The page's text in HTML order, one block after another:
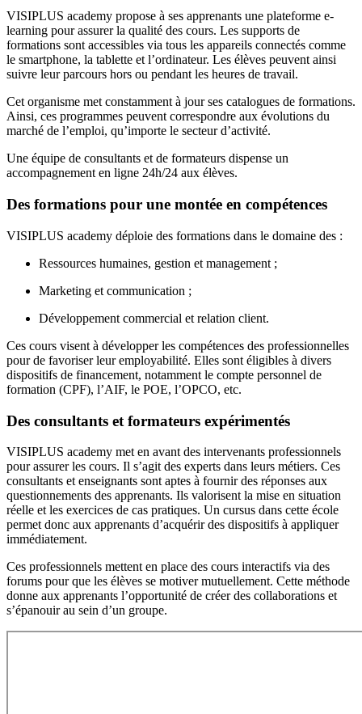
VISIPLUS academy propose à ses apprenants une plateforme e-
learning pour assurer la qualité des cours. Les supports de
formations sont accessibles via tous les appareils connectés comme
le smartphone, la tablette et l’ordinateur. Les élèves peuvent ainsi
suivre leur parcours hors ou pendant les heures de travail.
Cet organisme met constamment à jour ses catalogues de formations.
Ainsi, ces programmes peuvent correspondre aux évolutions du
marché de l’emploi, qu’importe le secteur d’activité.
Une équipe de consultants et de formateurs dispense un
accompagnement en ligne 24h/24 aux élèves.
Des formations pour une montée en compétences
VISIPLUS academy déploie des formations dans le domaine des :
Ressources humaines, gestion et management ;
Marketing et communication ;
Développement commercial et relation client.
Ces cours visent à développer les compétences des professionnelles
pour de favoriser leur employabilité. Elles sont éligibles à divers
dispositifs de financement, notamment le compte personnel de
formation (CPF), l’AIF, le POE, l’OPCO, etc.
Des consultants et formateurs expérimentés
VISIPLUS academy met en avant des intervenants professionnels
pour assurer les cours. Il s’agit des experts dans leurs métiers. Ces
consultants et enseignants sont aptes à fournir des réponses aux
questionnements des apprenants. Ils valorisent la mise en situation
réelle et les exercices de cas pratiques. Un cursus dans cette école
permet donc aux apprenants d’acquérir des dispositifs à appliquer
immédiatement.
Ces professionnels mettent en place des cours interactifs via des
forums pour que les élèves se motiver mutuellement. Cette méthode
donne aux apprenants l’opportunité de créer des collaborations et
s’épanouir au sein d’un groupe.